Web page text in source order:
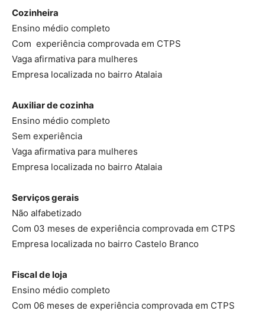
Cozinheira
Ensino médio completo
Com experiência comprovada em CTPS
Vaga afirmativa para mulheres
Empresa localizada no bairro Atalaia
Auxiliar de cozinha
Ensino médio completo
Sem experiência
Vaga afirmativa para mulheres
Empresa localizada no bairro Atalaia
Serviços gerais
Não alfabetizado
Com 03 meses de experiência comprovada em CTPS
Empresa localizada no bairro Castelo Branco
Fiscal de loja
Ensino médio completo
Com 06 meses de experiência comprovada em CTPS